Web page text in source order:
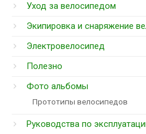
Уход за велосипедом
Экипировка и снаряжение
Электровелосипед
Полезно
Фото альбомы
Прототипы велосипедов
Руководства по